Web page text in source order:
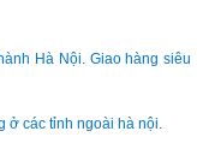
Hà Nội. Giao hàng siêu
ở các tỉnh ngoài hà nội.